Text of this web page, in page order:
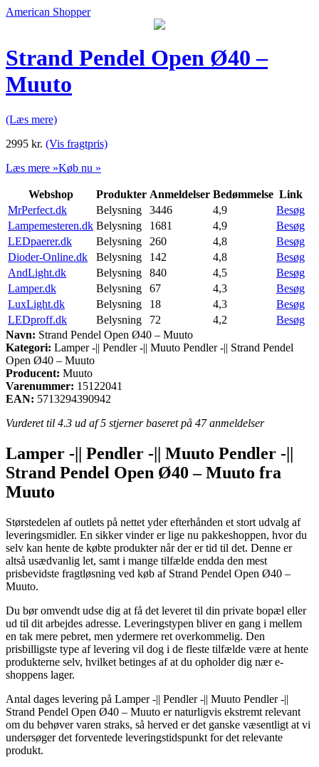
American Shopper
Strand Pendel Open Ø40 –
Muuto
(Læs mere)
2995 kr. (Vis fragtpris)
Læs mere »Køb nu »
Webshop Produkter Anmeldelser Bedømmelse Link
MrPerfect.dk
Belysning 3446 4,9
Besøg
Lampemesteren.dk Belysning 1681 4,9
Besøg
LEDpaerer.dk
Belysning 260 4,8
Besøg
Dioder-Online.dk
Belysning 142 4,8
Besøg
AndLight.dk
Belysning 840 4,5
Besøg
Lamper.dk
Belysning 67 4,3
Besøg
LuxLight.dk
Belysning 18 4,3
Besøg
LEDproff.dk
Belysning 72 4,2
Besøg
Navn: Strand Pendel Open Ø40 – Muuto
Kategori: Lamper -|| Pendler -|| Muuto Pendler -|| Strand Pendel
Open Ø40 – Muuto
Producent: Muuto
Varenummer: 15122041
EAN: 5713294390942
Vurderet til 4.3 ud af 5 stjerner baseret på 47anmeldelser
Lamper -|| Pendler -|| Muuto Pendler -||
Strand Pendel Open Ø40 – Muuto fra
Muuto
Størstedelen af outlets på nettet yder efterhånden et stort udvalg af
leveringsmidler. En sikker vinder er lige nu pakkeshoppen, hvor du
selv kan hente de købte produkter når der er tid til det. Denne er
altså usædvanlig let, samt i mange tilfælde endda den mest
prisbevidste fragtløsning ved køb af Strand Pendel Open Ø40 –
Muuto.
Du bør omvendt udse dig at få det leveret til din private bopæl eller
ud til dit arbejdes adresse. Leveringstypen bliver en gang i mellem
en tak mere pebret, men ydermere ret overkommelig. Den
prisbilligste type af levering vil dog i de fleste tilfælde være at hente
produkterne selv, hvilket betinges af at du opholder dig nær e-
shoppens lager.
Antal dages levering på Lamper -|| Pendler -|| Muuto Pendler -||
Strand Pendel Open Ø40 – Muuto er naturligvis ekstremt relevant
om du behøver varen straks, så herved er det ganske væsentligt at vi
undersøger det forventede leveringstidspunkt for det relevante
produkt.